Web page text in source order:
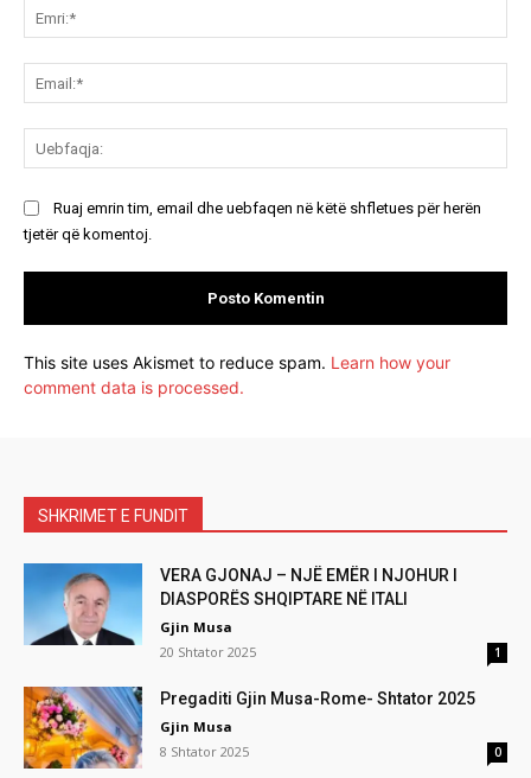
Ruaj emrin tim, email dhe uebfaqen në këtë shfletues për herën
tjetër që komentoj.
This site uses Akismet to reduce spam. Learn how your
comment data is processed.
SHKRIMET E FUNDIT
VERA GJONAJ – NJË EMËR I NJOHUR I
DIASPORËS SHQIPTARE NË ITALI
Gjin Musa
20 Shtator 2025
1
Pregaditi Gjin Musa-Rome- Shtator 2025
Gjin Musa
8 Shtator 2025
0